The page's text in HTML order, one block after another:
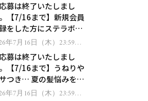
募は終了いたしまし
【7/16まで】新規会員
をした方にステラボー
シャインリバース ヘア
ト！
年7月16日（木）23:59ま
募は終了いたしまし
【7/16まで】うねりや
つき… 夏の髪悩みを解
るヘアケアアイテムを
年7月16日（木）23:59ま